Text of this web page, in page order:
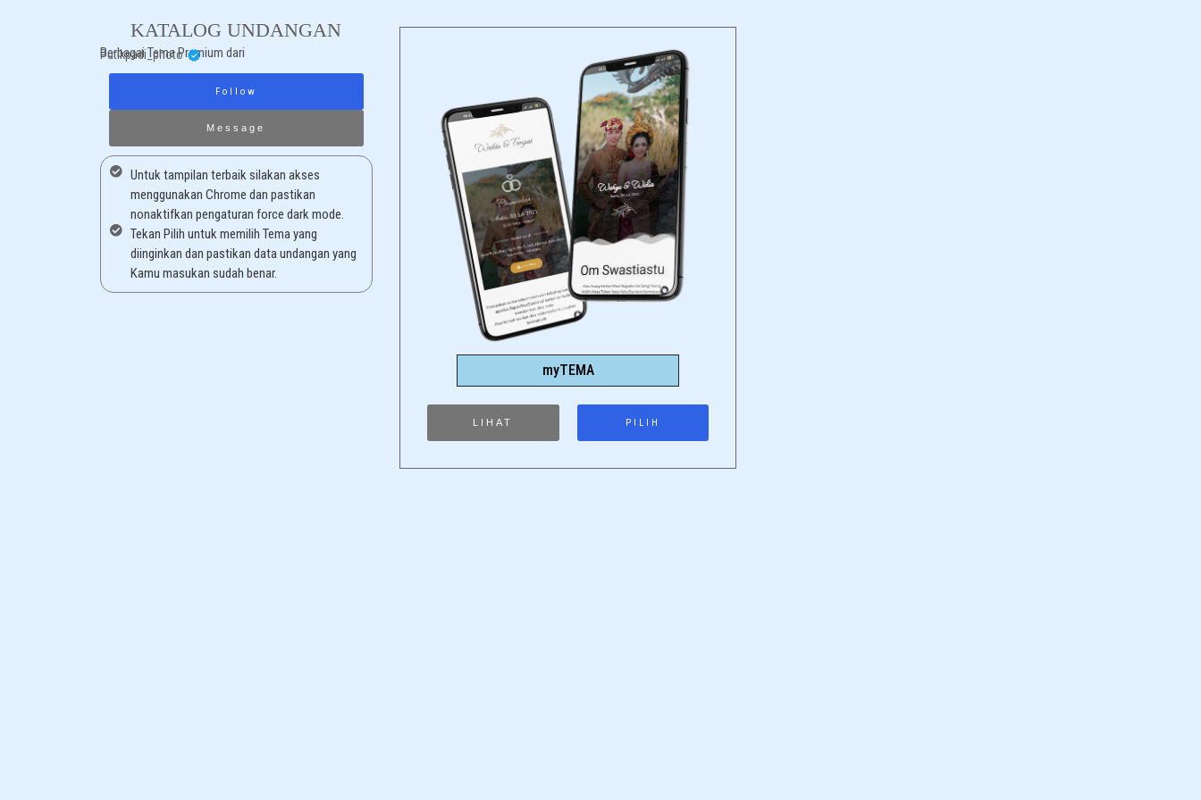
KATALOG UNDANGAN
Berbagai Tema Premium dari
Putikpadi_photo
Follow
Message
Untuk tampilan terbaik silakan akses
menggunakan Chrome dan pastikan
nonaktifkan pengaturan force dark mode.
Tekan Pilih untuk memilih Tema yang
diinginkan dan pastikan data undangan yang
Kamu masukan sudah benar.
myTEMA
LIHAT PILIH